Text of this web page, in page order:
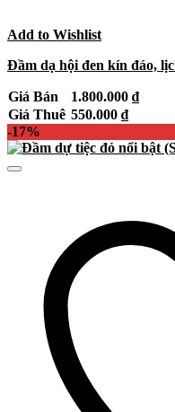
Add to Wishlist
Đầm dạ hội đen kín đáo,
Giá Bán 1.800.000 ₫
Giá Thuê 550.000 ₫
-17%